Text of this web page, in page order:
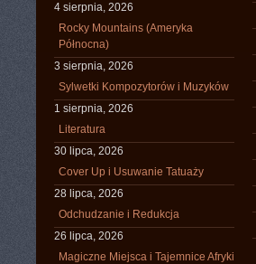
4 sierpnia, 2026
Rocky Mountains (Ameryka
Północna)
3 sierpnia, 2026
Sylwetki Kompozytorów i Muzyków
1 sierpnia, 2026
Literatura
30 lipca, 2026
Cover Up i Usuwanie Tatuaży
28 lipca, 2026
Odchudzanie i Redukcja
26 lipca, 2026
Magiczne Miejsca i Tajemnice Afryki